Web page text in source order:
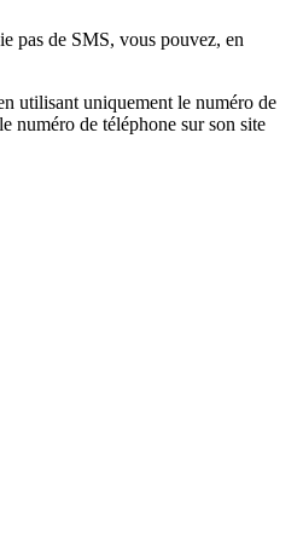
pas de SMS, vous pouvez, en
utilisant uniquement le numéro de
numéro de téléphone sur son site